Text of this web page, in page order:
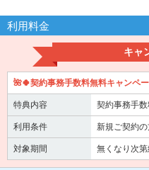
利用料金
キャ
🌺🍀契約事務手数料無料キャンペ
特典内容 契約事務手
利用条件 新規ご契約の
対象期間 無くなり次第